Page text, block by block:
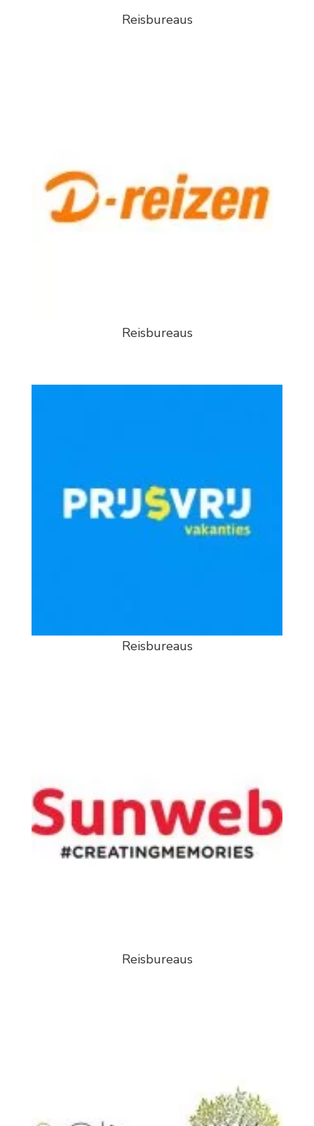
Reisbureaus
Reisbureaus
Reisbureaus
Reisbureaus